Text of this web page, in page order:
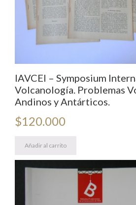
IAVCEI – Symposium
Volcanología. Problemas
Andinos y Antárticos.
$120.000
Añadir al carrito